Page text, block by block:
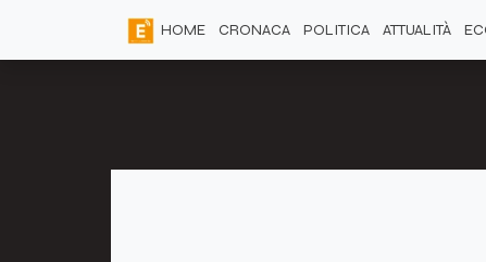
HOME CRONACA POLITICA ATTUALITÀ